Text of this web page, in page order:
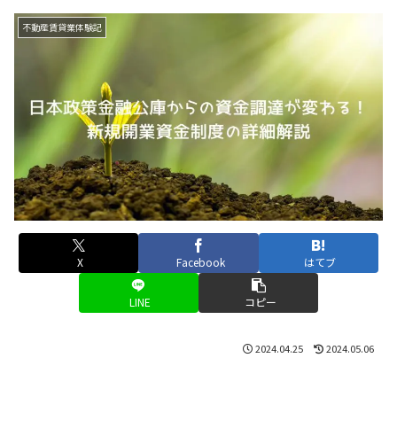
不動産賃貸業体験記
X Facebook はてブ
LINE コピー
2024.04.25 2024.05.06